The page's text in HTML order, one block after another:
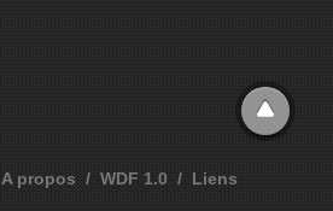
A propos WDF 1.0 Liens